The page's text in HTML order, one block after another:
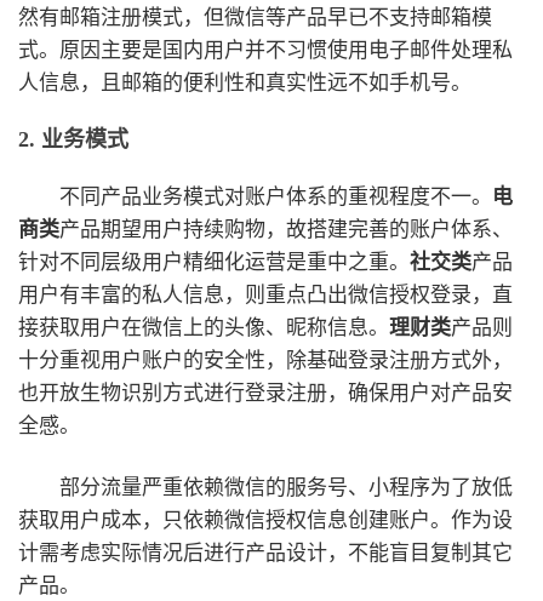
然有邮箱注册模式，但微信等产品早已不支持邮箱模
式。原因主要是国内用户并不习惯使用电子邮件处理私
人信息，且邮箱的便利性和真实性远不如手机号。
2. 业务模式
不同产品业务模式对账户体系的重视程度不一。
电
商类产品期望用户持续购物，故搭建完善的账户体系、
针对不同层级用户精细化运营是重中之重。 社交类产品
用户有丰富的私人信息，则重点凸出微信授权登录，直
接获取用户在微信上的头像、昵称信息。 理财类产品则
十分重视用户账户的安全性，除基础登录注册方式外，
也开放生物识别方式进行登录注册，确保用户对产品安
全感。
部分流量严重依赖微信的服务号、小程序为了放低
获取用户成本，只依赖微信授权信息创建账户。作为设
计需考虑实际情况后进行产品设计，不能盲目复制其它
产品。